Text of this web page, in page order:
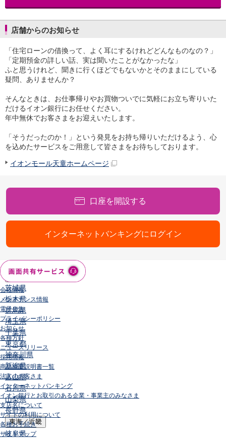
自動入金サービス
スマホ決済アプリ
サービス
Myステージ
相続・税務のご相談
電子マネーWAON
セキュリティ
インボイス
その他サービス
金利
キャンペーン
店舗・ATM
北海道・東北
岩手県
秋田県
福島県
関東／北陸・甲信越
茨城県
栃木県
群馬県
埼玉県
千葉県
東京都
神奈川県
新潟県
富山県
石川県
山梨県
長野県
東海／近畿
岐阜県
店舗からのお知らせ
「住宅ローンの借換って、よく耳にするけれどどんなものなの？」
「定期預金の詳しい話、実は聞いたことがなかったな」
ふと思うけれど、聞きに行くほどでもないかとそのままにしている
疑問、ありませんか？
そんなときは、お仕事帰りやお買物ついでに気軽にお立ち寄りいた
だけるイオン銀行にお任せください。
年中無休でお客さまをお迎えいたします。
「そうだったのか！」という発見をお持ち帰りいただけるよう、心
を込めたサービスをご用意して皆さまをお待ちしております。
イオンモール天童ホームページ
口座を開設する
インターネットバンキングにログイン
会社情報
メンテナンス情報
電子公告
プライバシーポリシー
お知らせ
各種方針
ニュースリリース
採用情報
商品概要説明書一覧
法人のお客さま
インターネットバンキング
イオン銀行とお取引のある企業・事業主のみなさま
支店名について
サイトの利用について
各種お手続き
サイトマップ